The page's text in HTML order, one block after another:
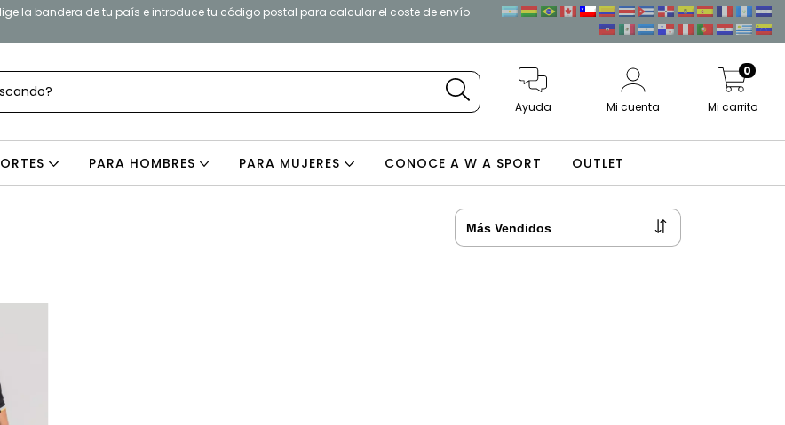
elige la bandera de tu país e introduce tu código postal para calcular el coste de envío
Ayuda Mi cuenta Mi carrito
0
PARA HOMBRES PARA MUJERES CONOCE A W A SPORT OUTLET